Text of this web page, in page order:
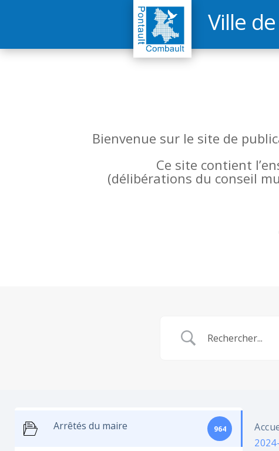
Ville de
Bienvenue sur le site de
Ce site contient
(délibérations du conseil
Arrêtés du maire 964